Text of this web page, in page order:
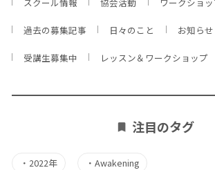
過去の募集記事 日々のこと お知らせ
受講生募集中 レッスン＆ワークショップ
注目のタグ
・ 2022年 ・Awakening